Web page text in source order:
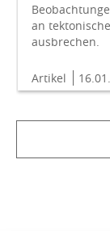
an
ausbrechen.
Artikel